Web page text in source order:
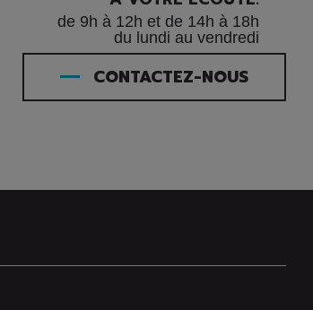
de 9h à 12h et de 14h à 18h
du lundi au vendredi
CONTACTEZ-NOUS